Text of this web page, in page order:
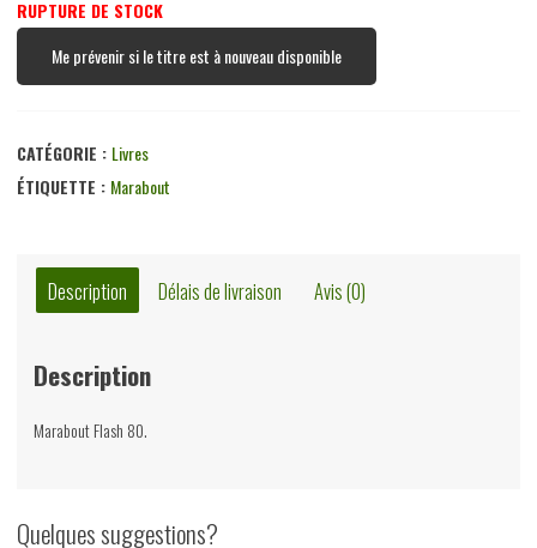
RUPTURE DE STOCK
Me prévenir si le titre est à nouveau disponible
CATÉGORIE : Livres
ÉTIQUETTE : Marabout
Description Délais de livraison Avis (0)
Description
Marabout Flash 80.
Quelques suggestions?